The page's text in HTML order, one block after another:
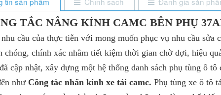
TẮC NÂNG KÍNH CAMC BÊN PHỤ
của thực tiễn với mong muốn phục vụ nhu cầu sửa
chóng, chính xác nhằm tiết kiệm thời gian chờ đợi, hiệu
cập nhật, xây dựng một hệ thống danh sách phụ tùng ô tô
như Công tắc nhấn kính xe tải camc. Phụ tùng xe ô tô